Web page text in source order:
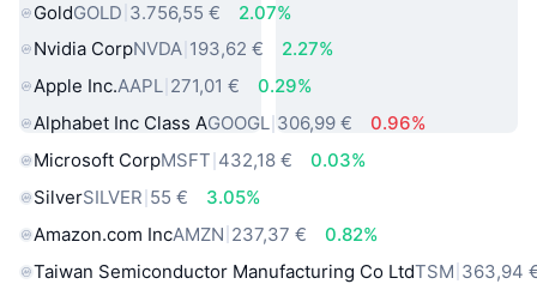
GoldGOLD 3.756,55 €
2.07%
Nvidia CorpNVDA 193,62 €
2.27%
Apple Inc.AAPL 271,01 €
0.29%
Alphabet Inc Class AGOOGL 306,99 €
0.96%
Microsoft CorpMSFT 432,18 €
0.03%
SilverSILVER 55 €
3.05%
Amazon.com IncAMZN 237,37 €
0.82%
Taiwan Semiconductor Manufacturing Co LtdTSM 363,94